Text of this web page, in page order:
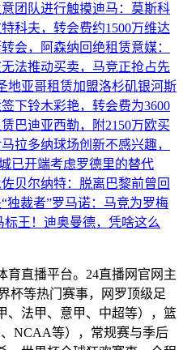
团队进行触摸迪马：莫斯科
科夫，转会费约1500万维达
会，阿森纳回绝租赁意媒：
法推动买卖，马竞正抢占先
地亚哥租赁加盟洛杉矶银河斯
下铃木彩艳，转会费为3600
巴迪亚西勒，附2150万欧买
拉多纳球场创新不感兴趣，
已开端考虑罗德里的替代
贝尔纳特：脱离巴黎前曾回
独裁者”罗马诺：马竞为罗梅
标王！迪奥曼德，凭啥这么
育直播平台。24直播网官网主
杯等热门赛事，网罗顶级足
、法甲、意甲、中超等），篮
NCAA等），常规赛与季后